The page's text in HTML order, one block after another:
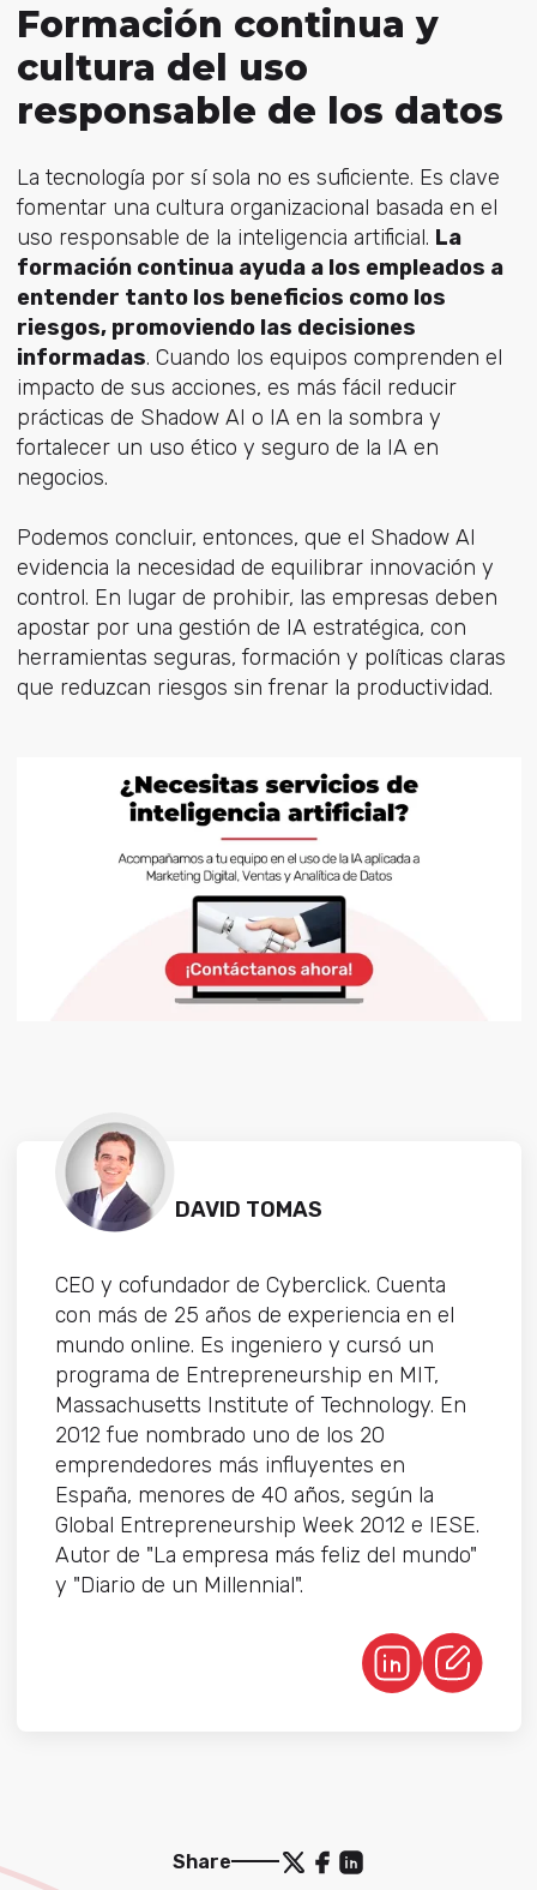
Formación continua y
cultura del uso
responsable de los datos
La tecnología por sí sola no es suficiente. Es clave
fomentar una cultura organizacional basada en el
uso responsable de la inteligencia artificial. La
formación continua ayuda a los empleados a
entender tanto los beneficios como los
riesgos, promoviendo las decisiones
informadas. Cuando los equipos comprenden el
impacto de sus acciones, es más fácil reducir
prácticas de Shadow AI o IA en la sombra y
fortalecer un uso ético y seguro de la IA en
negocios.
Podemos concluir, entonces, que el Shadow AI
evidencia la necesidad de equilibrar innovación y
control. En lugar de prohibir, las empresas deben
apostar por una gestión de IA estratégica, con
herramientas seguras, formación y políticas claras
que reduzcan riesgos sin frenar la productividad.
DAVID TOMAS
CEO y cofundador de Cyberclick. Cuenta
con más de 25 años de experiencia en el
mundo online. Es ingeniero y cursó un
programa de Entrepreneurship en MIT,
Massachusetts Institute of Technology. En
2012 fue nombrado uno de los 20
emprendedores más influyentes en
España, menores de 40 años, según la
Global Entrepreneurship Week 2012 e IESE.
Autor de "La empresa más feliz del mundo"
y "Diario de un Millennial".
Share